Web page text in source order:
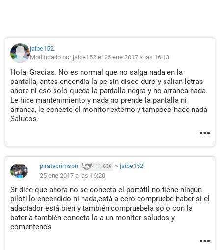
jaibe152
Modificado por jaibe152 el 25 ene 2017 a las 16:13
Hola, Gracias. No es normal que no salga nada en la
pantalla, antes encendía la pc sin disco duro y salían letras
ahora ni eso solo queda la pantalla negra y no arranca nada.
Le hice mantenimiento y nada no prende la pantalla ni
arranca, le conecte el monitor externo y tampoco hace nada
Saludos.
piratacrimson 11.636 > jaibe152
25 ene 2017 a las 16:20
Sr dice que ahora no se conecta el portátil no tiene ningún
pilotillo encendido ni nada,está a cero compruebe haber si el
adactador está bien y también compruebela solo con la
batería también conecta la a un monitor saludos y
comentenos